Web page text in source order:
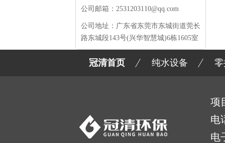
公司邮箱：2531203110@qq.com
公司地址：广东省东莞市东城街道莞长
路东城段143号(兴华智慧城)6栋1605室
冠清首页 纯水设备
项
电
电